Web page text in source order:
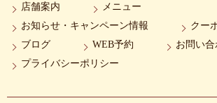
店舗案内
メニュー
お知らせ・キャンペーン情報
クー
ブログ
WEB予約
お問い
プライバシーポリシー